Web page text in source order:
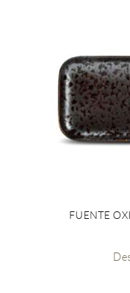
FUENTE